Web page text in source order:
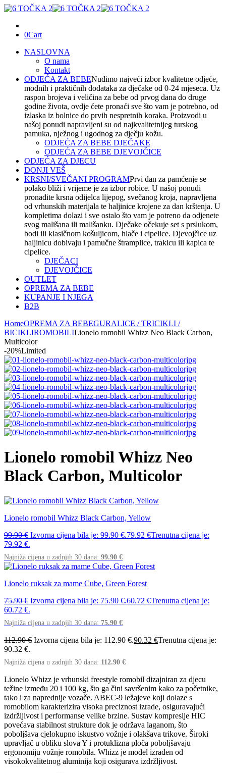
0Cart
NASLOVNA
O nama
Kontakt
ODJEĆA ZA BEBENudimo najveći izbor kvalitetne odjeće,
modnih i praktičnih dodataka za dječake od 0-24 mjeseca. Uz
raspon brojeva i veličina za bebe od prvog dana do druge
godine života, ovdje ćete pronaći sve što vam je potrebno, od
izlaska iz bolnice do prvih nespretnih koraka. Proizvodi u
našoj ponudi napravljeni su od najkvalitetnijeg turskog
pamuka, nježnog i ugodnog za dječju kožu.
ODJEĆA ZA BEBE DJEČAKE
ODJEĆA ZA BEBE DJEVOJČICE
ODJEĆA ZA DJECU
DONJI VEŠ
KRSNI/SVEČANI PROGRAMPrvi dan za pamćenje se
polako bliži i vrijeme je za izbor robice. U našoj ponudi
pronađite krsna odijelca lijepog, svečanog kroja, napravljena
od vrhunskih materijala te haljinice krojene za dan krštenja. U
kompletima dolazi i sve ostalo što vam je potreno da odjenete
svog mališana ili mališanku. Dječake očekuje set s prslukom,
bodi ili klasičnom košuljicom, hlače i cipelice. Djevojčice uz
haljinicu dobivaju i pamučne štramplice, trakicu ili kapica te
cipelice.
DJEČACI
DJEVOJČICE
OUTLET
OPREMA ZA BEBE
KUPANJE I NJEGA
B2B
HomeOPREMA ZA BEBEGURALICE / TRICIKLI /
BICIKLIROMOBILILionelo romobil Whizz Neo Black Carbon,
Multicolor
-20%Limited
Lionelo romobil Whizz Neo
Black Carbon, Multicolor
Lionelo romobil Whizz Black Carbon, Yellow
99.90€ Izvorna cijena bila je: 99.90 €.79.92 €Trenutna cijena je:
79.92 €.
Najniža cijena u zadnjih 30 dana: 99.90 €
Lionelo ruksak za mame Cube, Green Forest
75.90€ Izvorna cijena bila je: 75.90 €.60.72 €Trenutna cijena je:
60.72 €.
Najniža cijena u zadnjih 30 dana: 75.90 €
112.90€ Izvorna cijena bila je: 112.90 €.90.32 €Trenutna cijena je:
90.32 €.
Najniža cijena u zadnjih 30 dana: 112.90 €
Lionelo Whizz je vrhunski freestyle romobil dizajniran za djecu
težine između 20 i 100 kg, što ga čini savršenim kako za početnike,
tako i za naprednije vozače. ABEC-9 ležajeve koji dolaze s
romobilom karakterizira visoka preciznost izrade, osiguravajući
izdržljivost i performanse velike brzine. Sustav kompresije HIC
povećava stabilnost strukture dok je održava laganom, što
poboljšava cjelokupno iskustvo vožnje i olakšava trikove. Široki
upravljač u obliku slova Y i protuklizna ploča poboljšavaju
ergonomiju vožnje romobila. Whizz je model izrađen od
visokokvalitetnog aluminija koji osigurava izdržljivost.